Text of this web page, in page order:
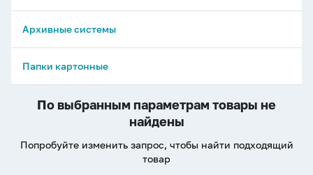
Архивные системы
Папки картонные
По выбранным параметрам товары не
найдены
Попробуйте изменить запрос, чтобы найти подходящий
товар